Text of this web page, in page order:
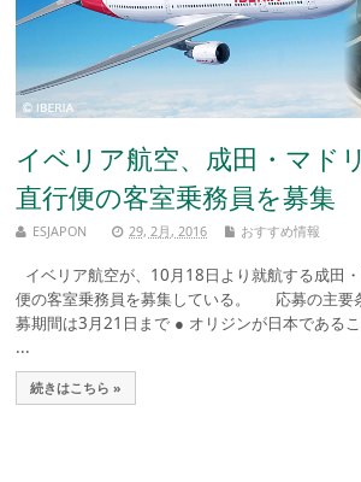
イベリア航空、成田・マド
直行便の客室乗務員を募集
ESJAPON 29, 2月, 2016 おすすめ情報
イベリア航空が、10月18日より就航する成田
便の客室乗務員を募集している。 応募の主要
募期間は3月21日まで ● オリジンが日本である
...
続きはこちら »